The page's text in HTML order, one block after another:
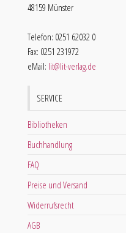
48159 Münster
Telefon: 0251 62032 0
Fax: 0251 231972
eMail: lit@lit-verlag.de
SERVICE
Bibliotheken
Buchhandlung
FAQ
Preise und Versand
Widerrufsrecht
AGB